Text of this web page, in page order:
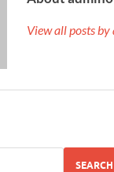
View all posts
SEARCH